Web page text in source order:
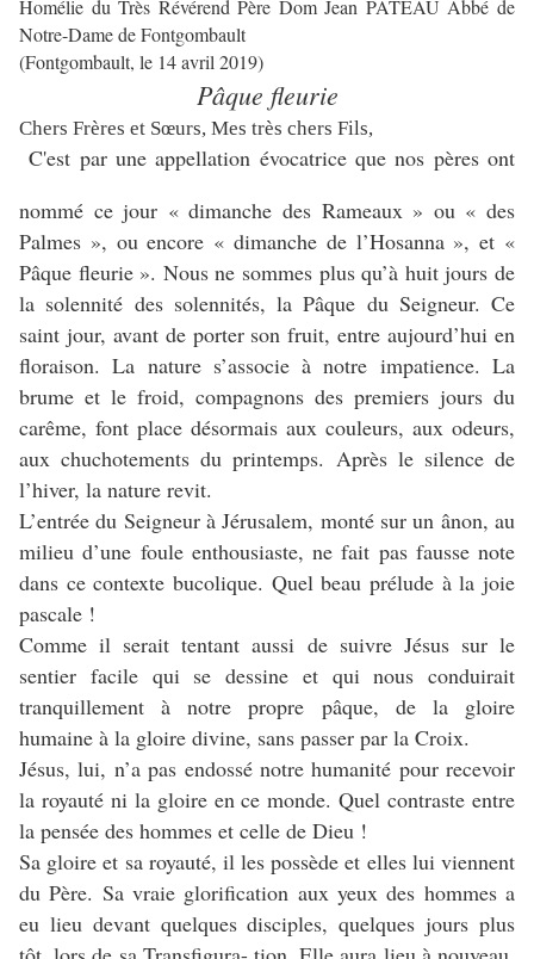
Homélie du Très Révérend Père Dom Jean PATEAU Abbé de
Notre-Dame de Fontgombault
(Fontgombault, le 14 avril 2019)
Pâque fleurie
Chers Frères et Sœurs, Mes très chers Fils,
C'est par une appellation évocatrice que nos pères ont
nommé ce jour « dimanche des Rameaux » ou « des
Palmes », ou encore « dimanche de l’Hosanna », et «
Pâque fleurie ». Nous ne sommes plus qu’à huit jours de
la solennité des solennités, la Pâque du Seigneur. Ce
saint jour, avant de porter son fruit, entre aujourd’hui en
floraison. La nature s’associe à notre impatience. La
brume et le froid, compagnons des premiers jours du
carême, font place désormais aux couleurs, aux odeurs,
aux chuchotements du printemps. Après le silence de
l’hiver, la nature revit.
L’entrée du Seigneur à Jérusalem, monté sur un ânon, au
milieu d’une foule enthousiaste, ne fait pas fausse note
dans ce contexte bucolique. Quel beau prélude à la joie
pascale !
Comme il serait tentant aussi de suivre Jésus sur le
sentier facile qui se dessine et qui nous conduirait
tranquillement à notre propre pâque, de la gloire
humaine à la gloire divine, sans passer par la Croix.
Jésus, lui, n’a pas endossé notre humanité pour recevoir
la royauté ni la gloire en ce monde. Quel contraste entre
la pensée des hommes et celle de Dieu !
Sa gloire et sa royauté, il les possède et elles lui viennent
du Père. Sa vraie glorification aux yeux des hommes a
eu lieu devant quelques disciples, quelques jours plus